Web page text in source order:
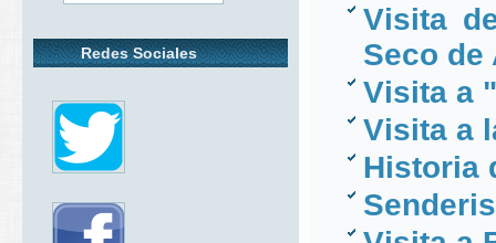
Redes Sociales
Visita
Seco de
Visita a
Visita a
Historia